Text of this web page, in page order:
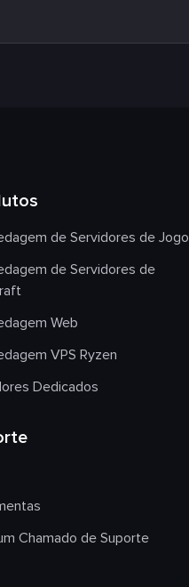
de Servidores de Jogo
de Servidores de
Web
VPS Ryzen
Dedicados
Chamado de Suporte